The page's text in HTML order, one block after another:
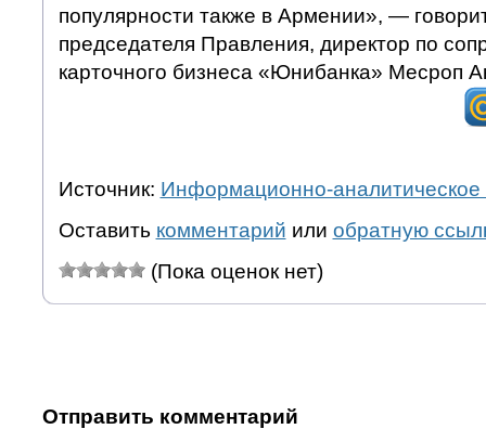
популярности также в Армении», —
председателя Правления, директор по
карточного бизнеса «Юнибанка» Месроп
Источник: Информационно-аналитическое
Оставить комментарий или обратную
(Пока оценок нет)
Отправить комментарий